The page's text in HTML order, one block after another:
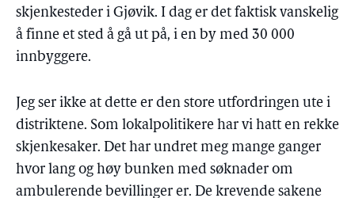
skjenkesteder i Gjøvik. I dag er det faktisk vanskelig
å finne et sted å gå ut på, i en by med 30 000
innbyggere.
Jeg ser ikke at dette er den store utfordringen ute i
distriktene. Som lokalpolitikere har vi hatt en rekke
skjenkesaker. Det har undret meg mange ganger
hvor lang og høy bunken med søknader om
ambulerende bevillinger er. De krevende sakene